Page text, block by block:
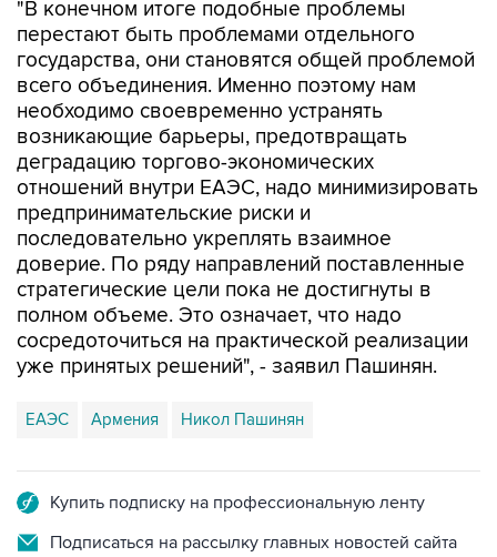
государства, они становятся общей проблемой
всего объединения. Именно поэтому нам
необходимо своевременно устранять
возникающие барьеры, предотвращать
деградацию торгово-экономических
отношений внутри ЕАЭС, надо минимизировать
предпринимательские риски и
последовательно укреплять взаимное
доверие. По ряду направлений поставленные
стратегические цели пока не достигнуты в
полном объеме. Это означает, что надо
сосредоточиться на практической реализации
уже принятых решений", - заявил Пашинян.
ЕАЭС Армения Никол Пашинян
Подписаться на рассылку главных новостей сайта
Получать оперативные новости в официальном